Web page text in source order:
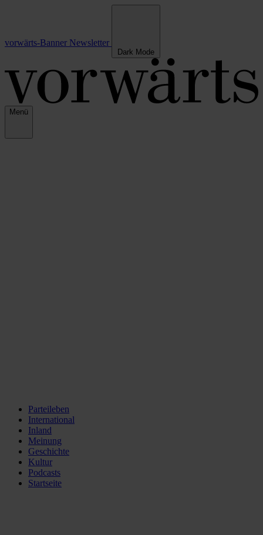
vorwärts-Banner Newsletter
Dark Mode
Menü
Parteileben
International
Inland
Meinung
Geschichte
Kultur
Podcasts
Startseite